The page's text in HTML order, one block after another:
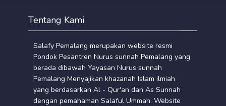
Tentang Kami
Salafy Pemalang merupakan website resmi
Pondok Pesantren Nurus sunnah Pemalang yang
berada dibawah Yayasan Nurus sunnah
Pemalang Menyajikan khazanah Islam ilmiah
yang berdasarkan Al - Qur'an dan As Sunnah
dengan pemahaman Salaful Ummah. Website